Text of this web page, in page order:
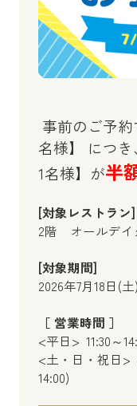
事前のご予
名様】 につ
1名様】が半
[対象レストラン]
2階 オールデイ
[対象期間]
2026年7月18日(
［ 営業時間 ］
<平日> 11:30～
<土・日・祝日>
14:00)